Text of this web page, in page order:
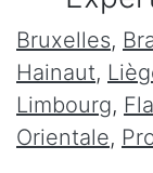
Bruxelles,
Hainaut,
Limbourg,
Orientale,